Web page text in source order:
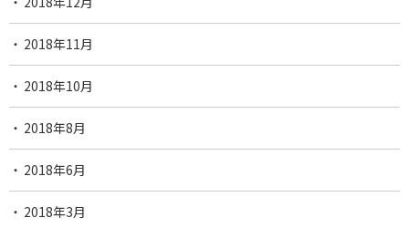
2018年11月
2018年10月
2018年8月
2018年6月
2018年3月